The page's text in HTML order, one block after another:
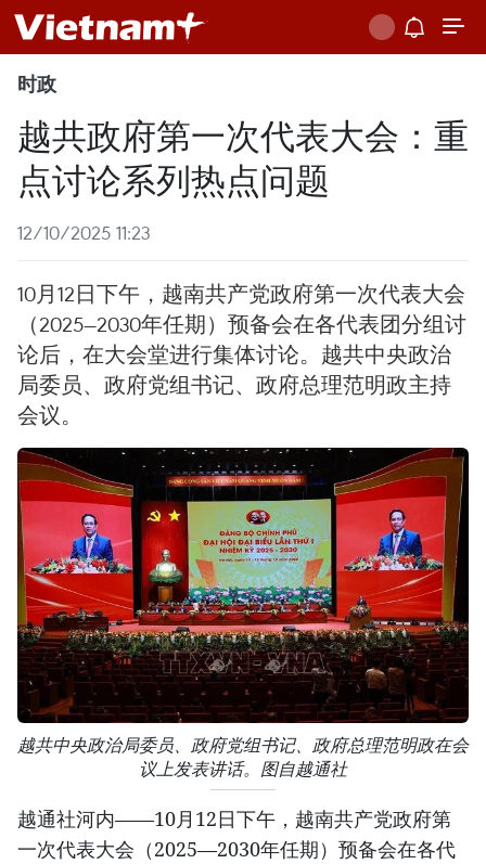
时政
越共政府第一次代表大会：重
点讨论系列热点问题
12/10/2025 11:23
10月12日下午，越南共产党政府第一次代表大会
（2025—2030年任期）预备会在各代表团分组讨
论后，在大会堂进行集体讨论。越共中央政治
局委员、政府党组书记、政府总理范明政主持
会议。
越共中央政治局委员、政府党组书记、政府总理范明政在会
议上发表讲话。图自越通社
越通社河内——10月12日下午，越南共产党政府第
一次代表大会（2025—2030年任期）预备会在各代